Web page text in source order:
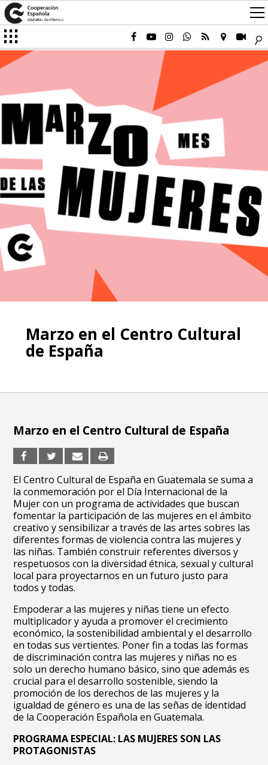
Marzo en el Centro Cultural
de España
Marzo en el Centro Cultural de España
El Centro Cultural de España en Guatemala se suma a
la conmemoración por el Día Internacional de la
Mujer con un programa de actividades que buscan
fomentar la participación de las mujeres en el ámbito
creativo y sensibilizar a través de las artes sobres las
diferentes formas de violencia contra las mujeres y
las niñas. También construir referentes diversos y
respetuosos con la diversidad étnica, sexual y cultural
local para proyectarnos en un futuro justo para
todos y todas.
Empoderar a las mujeres y niñas tiene un efecto
multiplicador y ayuda a promover el crecimiento
económico, la sostenibilidad ambiental y el desarrollo
en todas sus vertientes. Poner fin a todas las formas
de discriminación contra las mujeres y niñas no es
solo un derecho humano básico, sino que además es
crucial para el desarrollo sostenible, siendo la
promoción de los derechos de las mujeres y la
igualdad de género es una de las señas de identidad
de la Cooperación Española en Guatemala.
PROGRAMA ESPECIAL: LAS MUJERES SON LAS
PROTAGONISTAS